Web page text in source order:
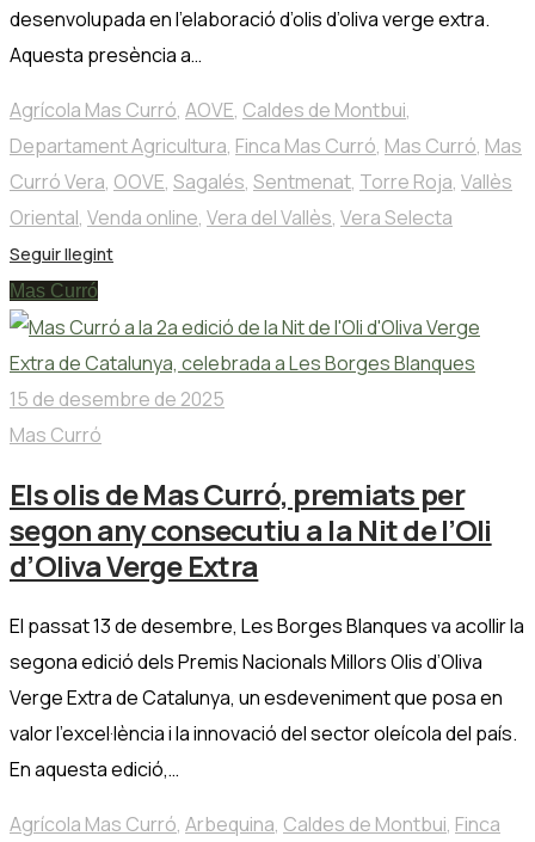
desenvolupada en l’elaboració d’olis d’oliva verge extra.
Aquesta presència a…
Agrícola Mas Curró, AOVE, Caldes de Montbui,
Departament Agricultura, Finca Mas Curró, Mas Curró, Mas
Curró Vera, OOVE, Sagalés, Sentmenat, Torre Roja, Vallès
Oriental, Venda online, Vera del Vallès, Vera Selecta
Seguir llegint
Mas Curró
15 de desembre de 2025
Mas Curró
Els olis de Mas Curró, premiats per
segon any consecutiu a la Nit de l’Oli
d’Oliva Verge Extra
El passat 13 de desembre, Les Borges Blanques va acollir la
segona edició dels Premis Nacionals Millors Olis d’Oliva
Verge Extra de Catalunya, un esdeveniment que posa en
valor l’excel·lència i la innovació del sector oleícola del país.
En aquesta edició,…
Agrícola Mas Curró, Arbequina, Caldes de Montbui, Finca